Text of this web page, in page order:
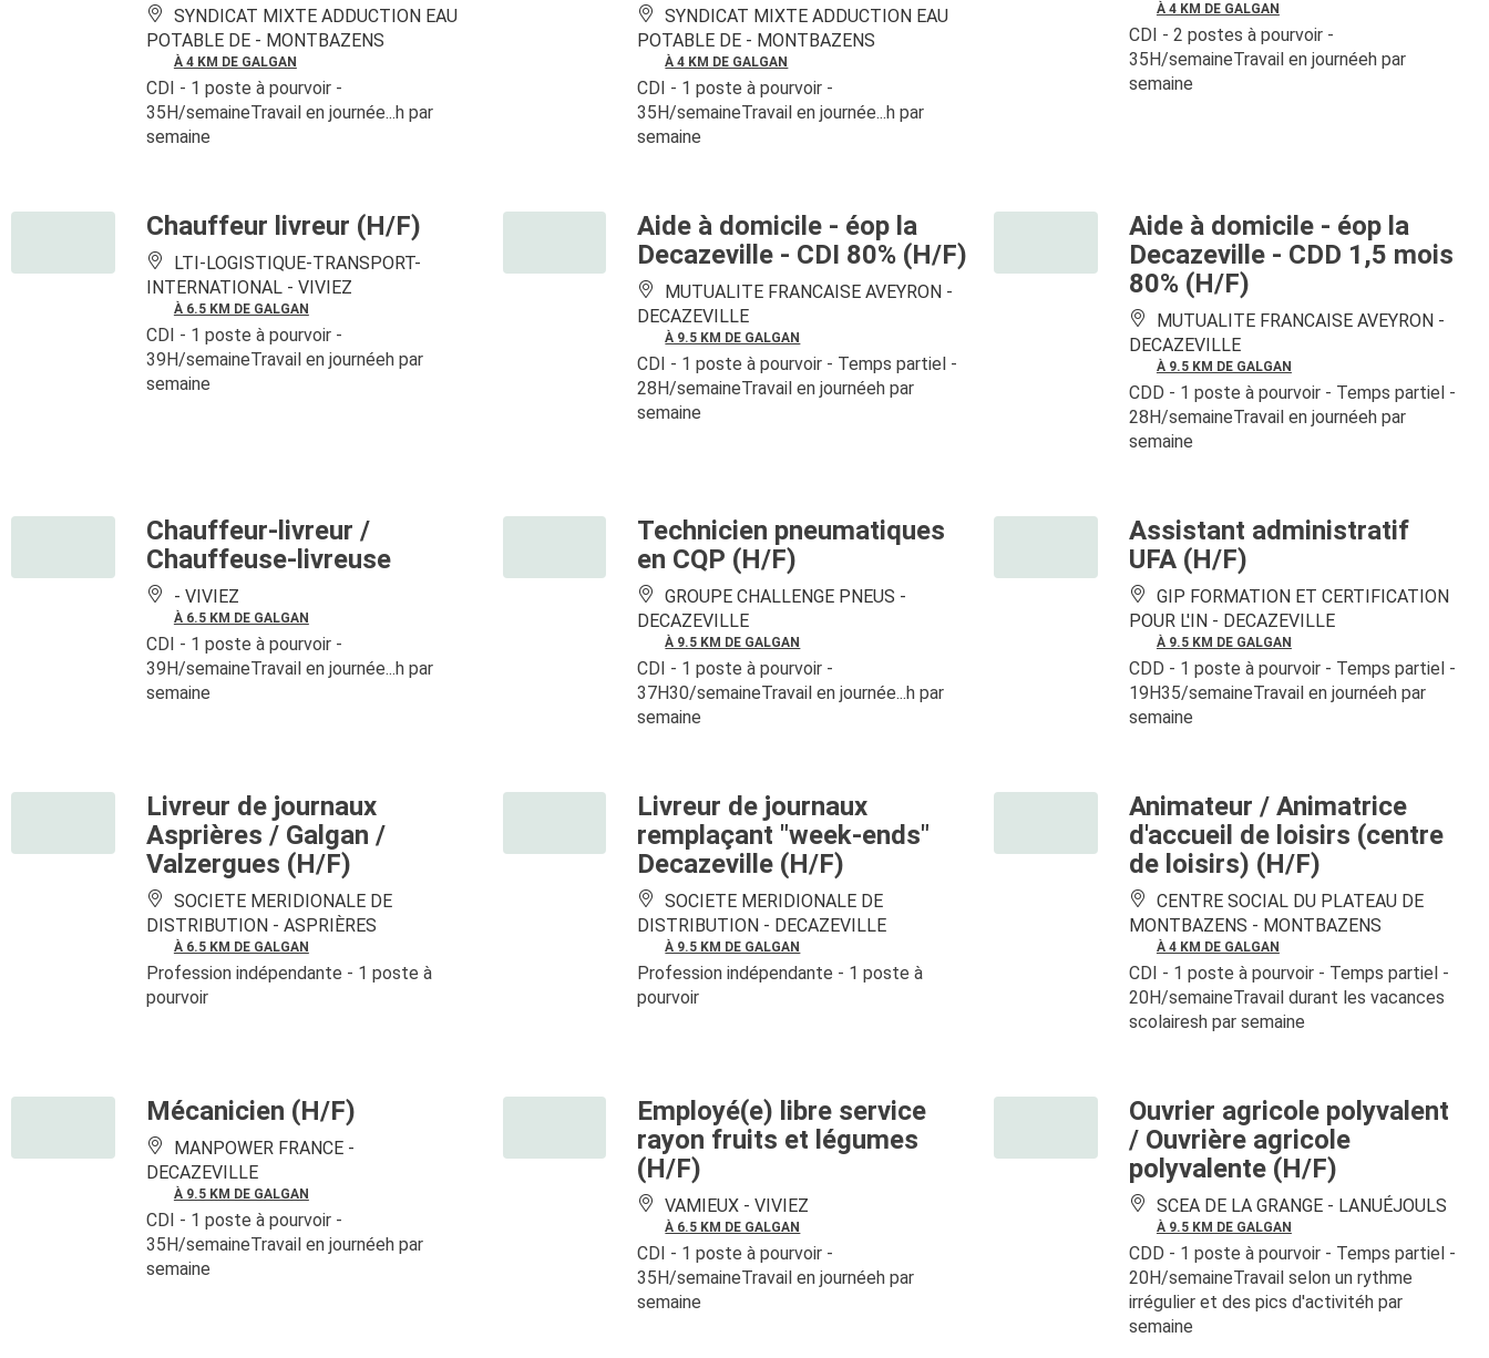
SYNDICAT MIXTE ADDUCTION EAU
POTABLE DE - MONTBAZENS
À 4 KM DE GALGAN
CDI - 1 poste à pourvoir -
35H/semaineTravail en journée...h par
semaine
SYNDICAT MIXTE ADDUCTION EAU
POTABLE DE - MONTBAZENS
À 4 KM DE GALGAN
CDI - 1 poste à pourvoir -
35H/semaineTravail en journée...h par
semaine
À 4 KM DE GALGAN
CDI - 2 postes à pourvoir -
35H/semaineTravail en journéeh par
semaine
Chauffeur livreur (H/F)
LTI-LOGISTIQUE-TRANSPORT-
INTERNATIONAL - VIVIEZ
À 6.5 KM DE GALGAN
CDI - 1 poste à pourvoir -
39H/semaineTravail en journéeh par
semaine
Aide à domicile - éop la
Decazeville - CDI 80% (H/F)
MUTUALITE FRANCAISE AVEYRON -
DECAZEVILLE
À 9.5 KM DE GALGAN
CDI - 1 poste à pourvoir - Temps partiel -
28H/semaineTravail en journéeh par
semaine
Aide à domicile - éop la
Decazeville - CDD 1,5 mois
80% (H/F)
MUTUALITE FRANCAISE AVEYRON -
DECAZEVILLE
À 9.5 KM DE GALGAN
CDD - 1 poste à pourvoir - Temps partiel -
28H/semaineTravail en journéeh par
semaine
Chauffeur-livreur /
Chauffeuse-livreuse
- VIVIEZ
À 6.5 KM DE GALGAN
CDI - 1 poste à pourvoir -
39H/semaineTravail en journée...h par
semaine
Technicien pneumatiques
en CQP (H/F)
GROUPE CHALLENGE PNEUS -
DECAZEVILLE
À 9.5 KM DE GALGAN
CDI - 1 poste à pourvoir -
37H30/semaineTravail en journée...h par
semaine
Assistant administratif
UFA (H/F)
GIP FORMATION ET CERTIFICATION
POUR L'IN - DECAZEVILLE
À 9.5 KM DE GALGAN
CDD - 1 poste à pourvoir - Temps partiel -
19H35/semaineTravail en journéeh par
semaine
Livreur de journaux
Asprières / Galgan /
Valzergues (H/F)
SOCIETE MERIDIONALE DE
DISTRIBUTION - ASPRIÈRES
À 6.5 KM DE GALGAN
Profession indépendante - 1 poste à
pourvoir
Livreur de journaux
remplaçant "week-ends"
Decazeville (H/F)
SOCIETE MERIDIONALE DE
DISTRIBUTION - DECAZEVILLE
À 9.5 KM DE GALGAN
Profession indépendante - 1 poste à
pourvoir
Animateur / Animatrice
d'accueil de loisirs (centre
de loisirs) (H/F)
CENTRE SOCIAL DU PLATEAU DE
MONTBAZENS - MONTBAZENS
À 4 KM DE GALGAN
CDI - 1 poste à pourvoir - Temps partiel -
20H/semaineTravail durant les vacances
scolairesh par semaine
Mécanicien (H/F)
MANPOWER FRANCE -
DECAZEVILLE
À 9.5 KM DE GALGAN
CDI - 1 poste à pourvoir -
35H/semaineTravail en journéeh par
semaine
Employé(e) libre service
rayon fruits et légumes
(H/F)
VAMIEUX -VIVIEZ
À 6.5 KM DE GALGAN
CDI - 1 poste à pourvoir -
35H/semaineTravail en journéeh par
semaine
Ouvrier agricole polyvalent
/ Ouvrière agricole
polyvalente (H/F)
SCEA DE LA GRANGE - LANUÉJOULS
À 9.5 KM DE GALGAN
CDD - 1 poste à pourvoir - Temps partiel -
20H/semaineTravail selon un rythme
irrégulier et des pics d'activitéh par
semaine